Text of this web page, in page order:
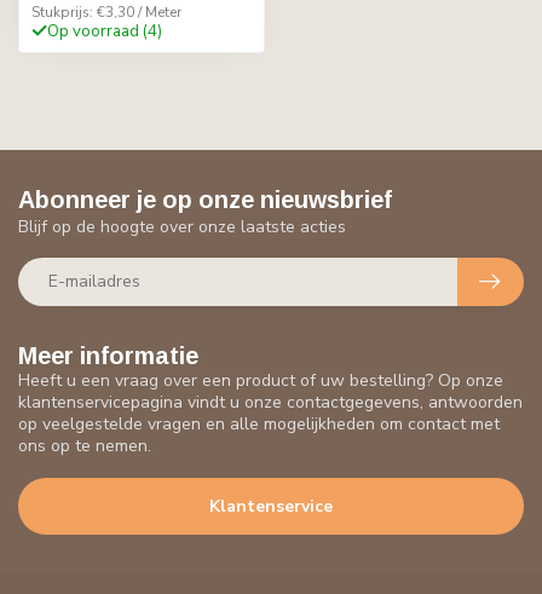
Stukprijs: €3,30 / Meter
Op voorraad (4)
Meer informatie
Heeft u een vraag over een product of uw bestelling? Op onze
klantenservicepagina vindt u onze contactgegevens, antwoorden
op veelgestelde vragen en alle mogelijkheden om contact met
ons op te nemen.
Klantenservice
Abonneer je op onze nieuwsbrief
Blijf op de hoogte over onze laatste acties